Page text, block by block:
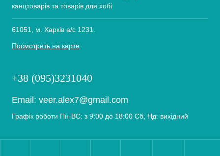
канцтоварів та товарів для хобі
61051, м. Харків а/с 1231.
Посмотреть на карте
+38 (095)3231040
Email: veer.alex7@gmail.com
Графік роботи Пн-ВС: з 9:00 до 18:00 Сб, Нд: вихідний